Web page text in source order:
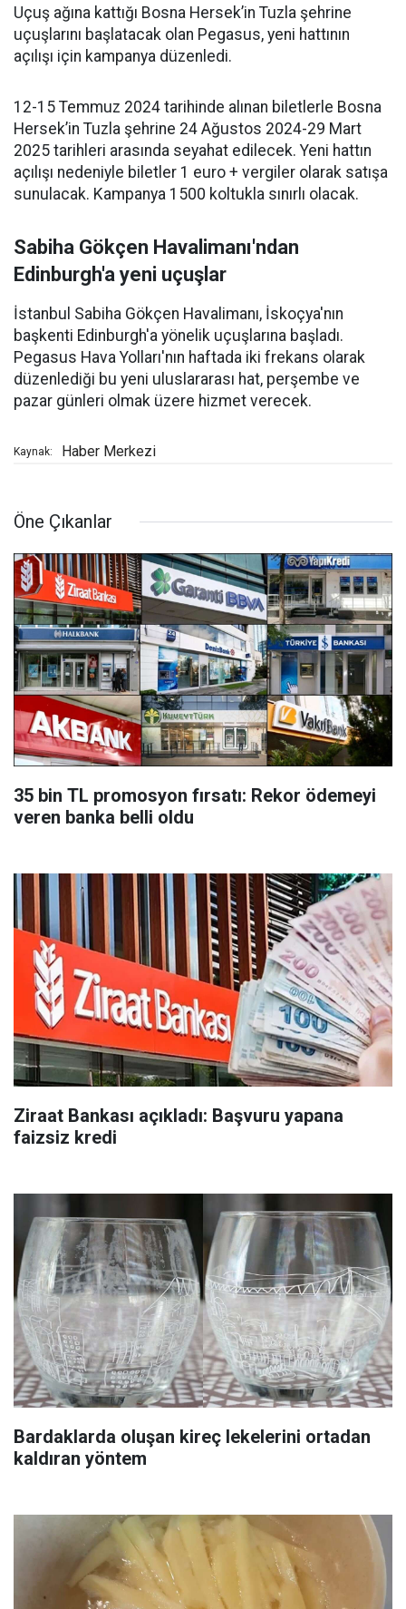
Uçuş ağına kattığı Bosna Hersek’in Tuzla şehrine
uçuşlarını başlatacak olan Pegasus, yeni hattının
açılışı için kampanya düzenledi.
12-15 Temmuz 2024 tarihinde alınan biletlerle Bosna
Hersek’in Tuzla şehrine 24 Ağustos 2024-29 Mart
2025 tarihleri arasında seyahat edilecek. Yeni hattın
açılışı nedeniyle biletler 1 euro + vergiler olarak satışa
sunulacak. Kampanya 1500 koltukla sınırlı olacak.
Sabiha Gökçen Havalimanı'ndan
Edinburgh'a yeni uçuşlar
İstanbul Sabiha Gökçen Havalimanı, İskoçya'nın
başkenti Edinburgh'a yönelik uçuşlarına başladı.
Pegasus Hava Yolları'nın haftada iki frekans olarak
düzenlediği bu yeni uluslararası hat, perşembe ve
pazar günleri olmak üzere hizmet verecek.
Kaynak: Haber Merkezi
Öne Çıkanlar
35 bin TL promosyon fırsatı: Rekor ödemeyi
veren banka belli oldu
Ziraat Bankası açıkladı: Başvuru yapana
faizsiz kredi
Bardaklarda oluşan kireç lekelerini ortadan
kaldıran yöntem